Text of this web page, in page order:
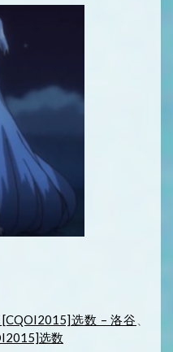
[CQOI2015]选数 – 洛谷
选数